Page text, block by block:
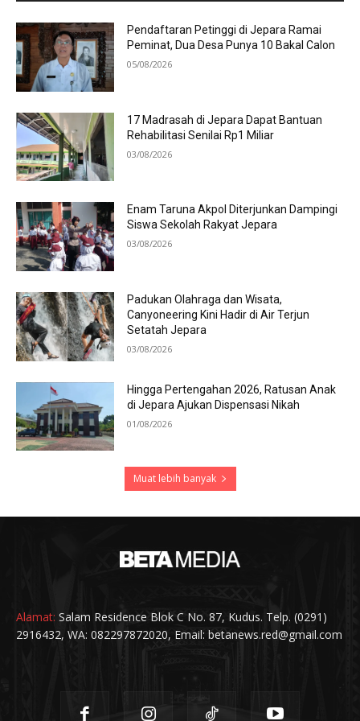
Pendaftaran Petinggi di Jepara Ramai
Peminat, Dua Desa Punya 10 Bakal Calon
05/08/2026
17 Madrasah di Jepara Dapat Bantuan
Rehabilitasi Senilai Rp1 Miliar
03/08/2026
Enam Taruna Akpol Diterjunkan Dampingi
Siswa Sekolah Rakyat Jepara
03/08/2026
Padukan Olahraga dan Wisata,
Canyoneering Kini Hadir di Air Terjun
Setatah Jepara
03/08/2026
Hingga Pertengahan 2026, Ratusan Anak
di Jepara Ajukan Dispensasi Nikah
01/08/2026
Muat lebih banyak
Alamat: Salam Residence Blok C No. 87, Kudus. Telp. (0291)
2916432, WA: 082297872020, Email: betanews.red@gmail.com